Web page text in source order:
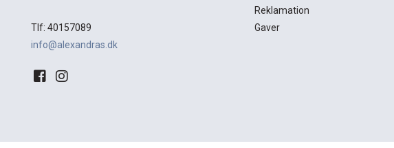
Tlf: 40157089
info@alexandras.dk
Reklamation
Gaver